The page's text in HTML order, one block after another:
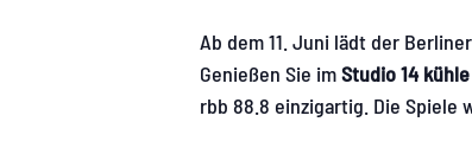
Ab dem 11. Juni lädt der
Genießen Sie imStudio 14
rbb 88.8 einzigartig. Die Spiele